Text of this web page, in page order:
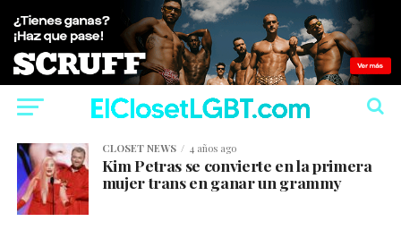
CLOSET NEWS 4 años ago
Kim Petras se convierte en la primera
mujer trans en ganar un grammy